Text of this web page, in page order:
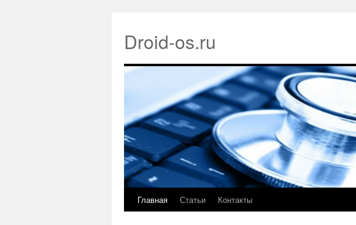
Droid-os.ru
Главная Статьи Контакты